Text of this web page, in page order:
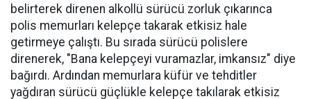
belirterek direnen alkollü sürücü zorluk çıkarınca
polis memurları kelepçe takarak etkisiz hale
getirmeye çalıştı. Bu sırada sürücü polislere
direnerek, "Bana kelepçeyi vuramazlar, imkansız" diye
bağırdı. Ardından memurlara küfür ve tehditler
yağdıran sürücü güçlükle kelepçe takılarak etkisiz